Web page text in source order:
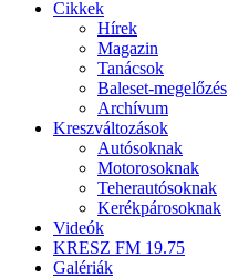
Cikkek
Hírek
Magazin
Tanácsok
Baleset-megelőzés
Archívum
Kreszváltozások
Autósoknak
Motorosoknak
Teherautósoknak
Kerékpárosoknak
Videók
KRESZ FM 19.75
Galériák